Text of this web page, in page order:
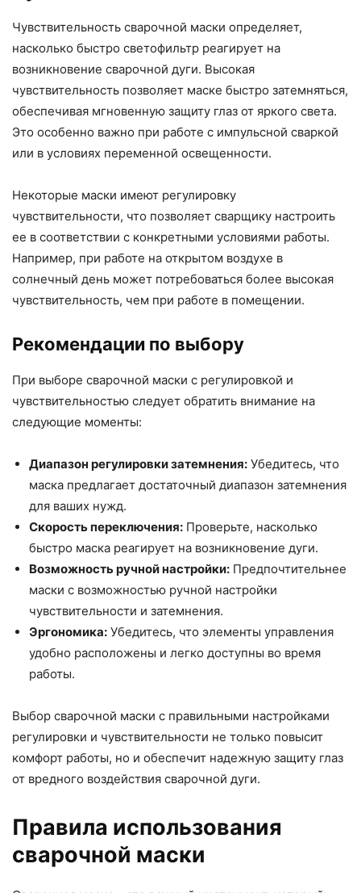
Чувствительность сварочной маски определяет,
насколько быстро светофильтр реагирует на
возникновение сварочной дуги. Высокая
чувствительность позволяет маске быстро затемняться,
обеспечивая мгновенную защиту глаз от яркого света.
Это особенно важно при работе с импульсной сваркой
или в условиях переменной освещенности.
Некоторые маски имеют регулировку
чувствительности, что позволяет сварщику настроить
ее в соответствии с конкретными условиями работы.
Например, при работе на открытом воздухе в
солнечный день может потребоваться более высокая
чувствительность, чем при работе в помещении.
Рекомендации по выбору
При выборе сварочной маски с регулировкой и
чувствительностью следует обратить внимание на
следующие моменты:
Диапазон регулировки затемнения: Убедитесь, что
маска предлагает достаточный диапазон затемнения
для ваших нужд.
Скорость переключения: Проверьте, насколько
быстро маска реагирует на возникновение дуги.
Возможность ручной настройки: Предпочтительнее
маски с возможностью ручной настройки
чувствительности и затемнения.
Эргономика: Убедитесь, что элементы управления
удобно расположены и легко доступны во время
работы.
Выбор сварочной маски с правильными настройками
регулировки и чувствительности не только повысит
комфорт работы, но и обеспечит надежную защиту глаз
от вредного воздействия сварочной дуги.
Правила использования
сварочной маски